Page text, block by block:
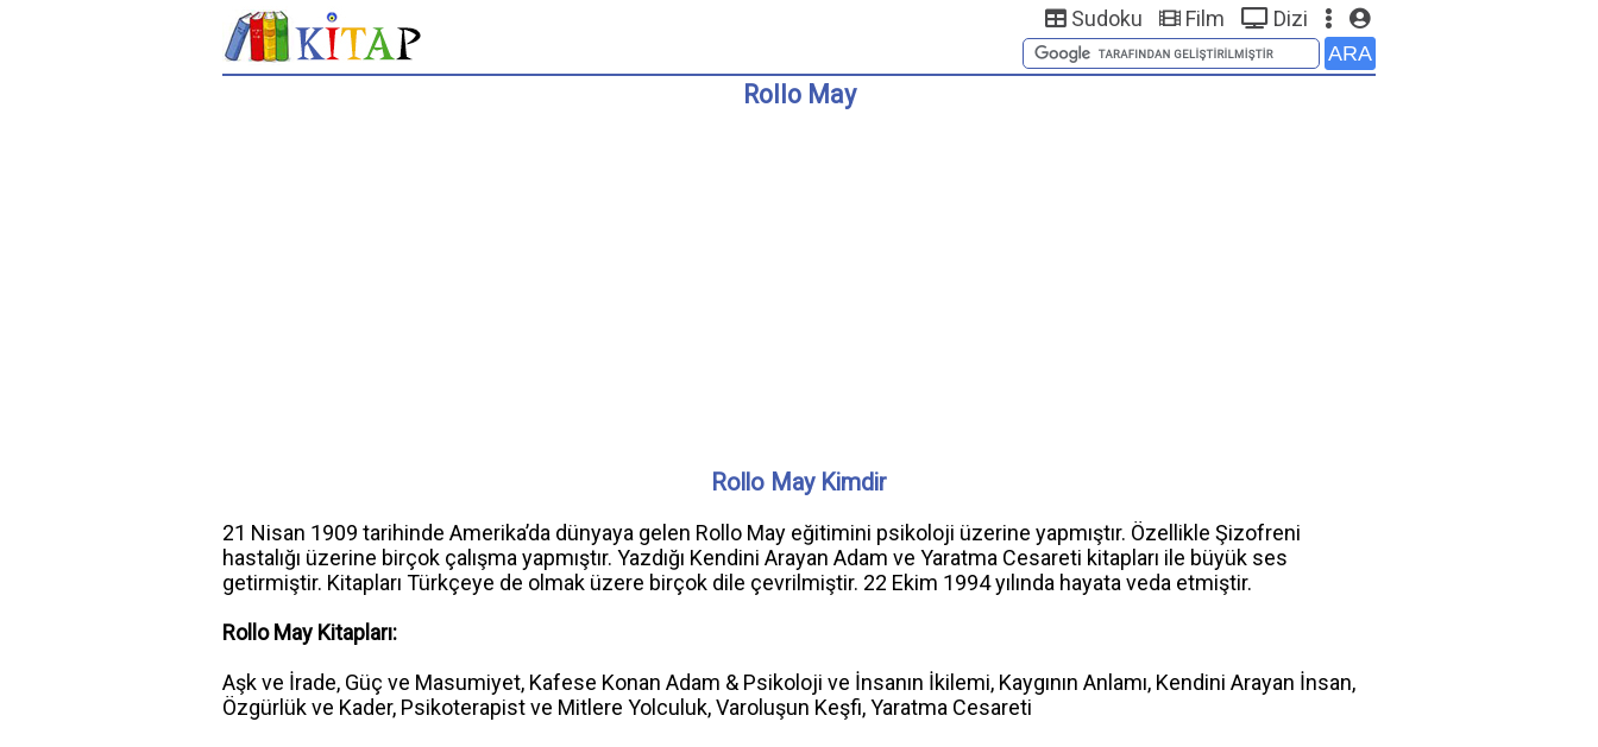
Sudoku Film Dizi
Rollo May
Rollo May Kimdir
21 Nisan 1909 tarihinde Amerika’da dünyaya gelen Rollo May eğitimini psikoloji üzerine yapmıştır. Özellikle Şizofreni
hastalığı üzerine birçok çalışma yapmıştır. Yazdığı Kendini Arayan Adam ve Yaratma Cesareti kitapları ile büyük ses
getirmiştir. Kitapları Türkçeye de olmak üzere birçok dile çevrilmiştir. 22 Ekim 1994 yılında hayata veda etmiştir.
Rollo May Kitapları:
Aşk ve İrade, Güç ve Masumiyet, Kafese Konan Adam & Psikoloji ve İnsanın İkilemi, Kaygının Anlamı, Kendini Arayan İnsan,
Özgürlük ve Kader, Psikoterapist ve Mitlere Yolculuk, Varoluşun Keşfi, Yaratma Cesareti